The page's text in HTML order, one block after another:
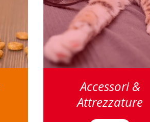
Accessori &
Attrezzature